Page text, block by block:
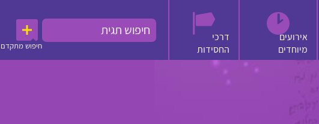
אירועים
מיוחדים
דרכי
החסידות
חיפוש מתקדם